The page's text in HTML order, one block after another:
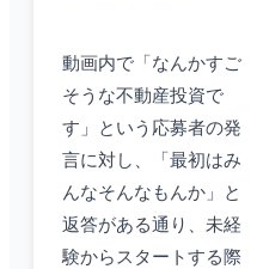
動画内で「なんかすご
そうな不動産投資で
す」という応募者の発
言に対し、「最初はみ
んなそんなもんか」と
返答がある通り、未経
験からスタートする際